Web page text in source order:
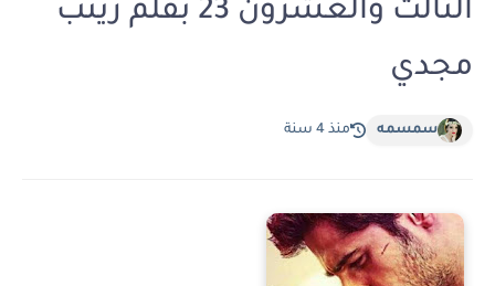
الثالث والعشرون 23 بقلم زينب
مجدي
سمسمه منذ 4 سنة